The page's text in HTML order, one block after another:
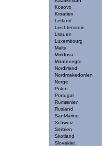
Kosovo
Kroatien
Letland
Liechtenstein
Litauen
Luxembourg
Malta
Moldova
Montenegro
Nordirland
Nordmakedonien
Norge
Polen
Portugal
Rumænien
Rusland
SanMarino
Schweiz
Serbien
Skotland
Slovakiet